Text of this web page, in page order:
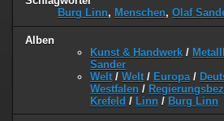
Burg Linn, Menschen, Olaf
Alben
Kunst & Handwerk /
Sander
Welt / Welt / Europa /
Westfalen /
Krefeld / Linn / Burg Linn